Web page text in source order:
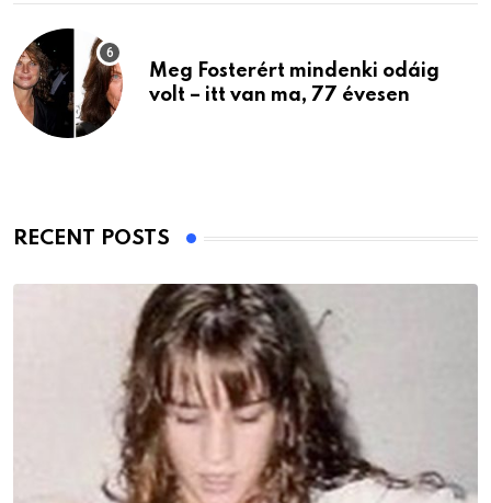
Meg Fosterért mindenki odáig
volt – itt van ma, 77 évesen
RECENT POSTS